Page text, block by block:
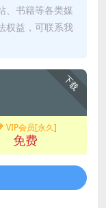
、书籍等各类媒
权益，可联系我
下载
VIP会员[永久]
免费